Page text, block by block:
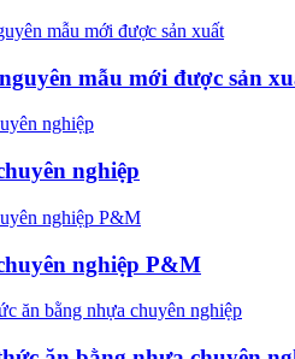
mẫu mới được sản
nghiệp
nghiệp P&M